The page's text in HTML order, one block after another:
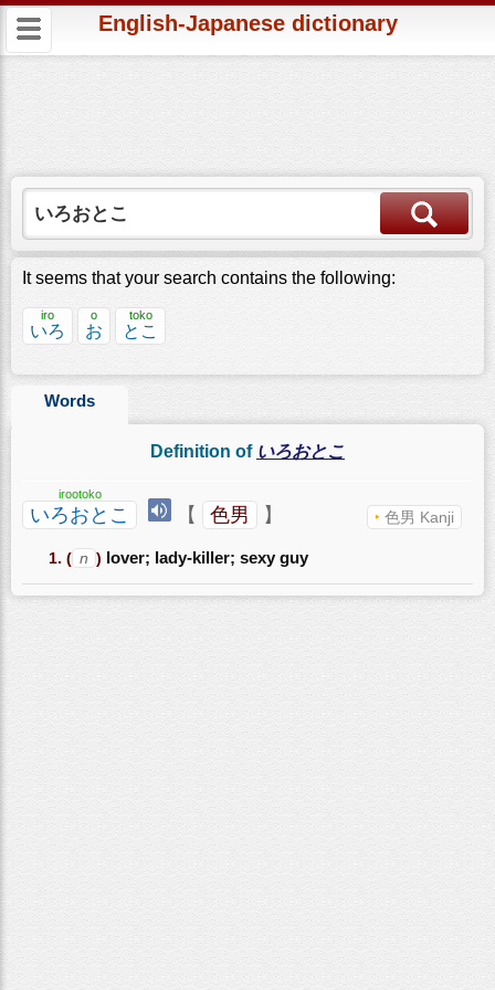
English-Japanese dictionary
It seems that your search contains the following:
いろ
iro
お
o
とこ
toko
Words
Definition of いろおとこ
いろおとこ
irootoko
【 色男 】 色男 Kanji
( n ) lover; lady-killer; sexy guy